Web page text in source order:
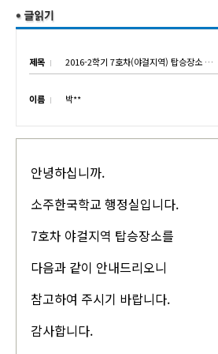
제목 2016-2학기 7호차(야걸지역) 탑승장소 안내-2
이름 박**
안녕하십니까.
소주한국학교 행정실입니다.
7호차 야걸지역 탑승장소를
다음과 같이 안내드리오니
참고하여 주시기 바랍니다.
감사합니다.